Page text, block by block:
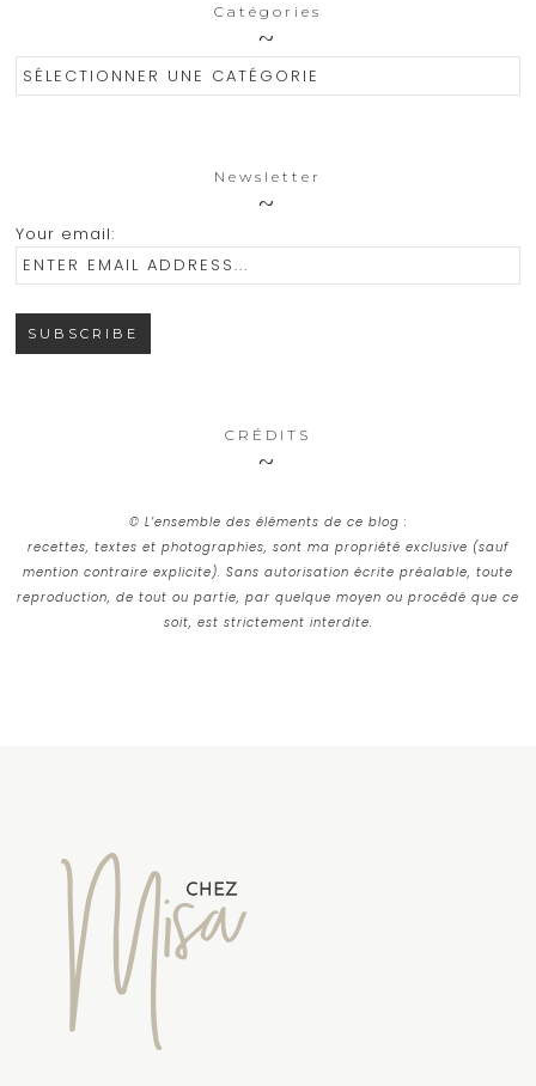
Catégories
Catégories
Newsletter
Your email:
CRÉDITS
© L’ensemble des éléments de ce blog :
recettes, textes et photographies, sont ma propriété exclusive (sauf
mention contraire explicite). Sans autorisation écrite préalable, toute
reproduction, de tout ou partie, par quelque moyen ou procédé que ce
soit, est strictement interdite.